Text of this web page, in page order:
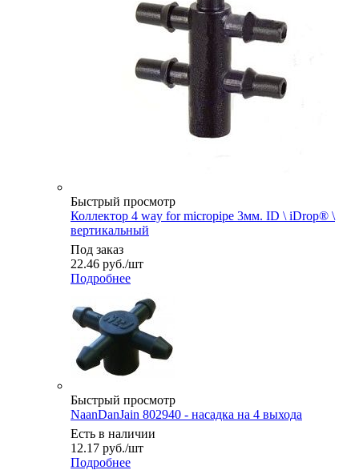
Быстрый просмотр
Коллектор 4 way for micropipe 3мм. ID \ iDrop® \
вертикальный
Под заказ
22.46 руб./шт
Подробнее
Быстрый просмотр
NaanDanJain 802940 - насадка на 4 выхода
Есть в наличии
12.17 руб./шт
Подробнее